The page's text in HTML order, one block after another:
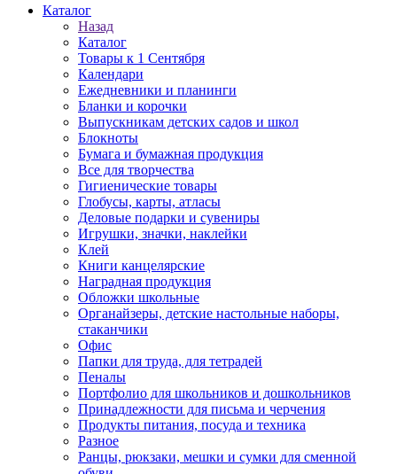
Каталог
Назад
Каталог
Товары к 1 Сентября
Календари
Ежедневники и планинги
Бланки и корочки
Выпускникам детских садов и школ
Блокноты
Бумага и бумажная продукция
Все для творчества
Гигиенические товары
Глобусы, карты, атласы
Деловые подарки и сувениры
Игрушки, значки, наклейки
Клей
Книги канцелярские
Наградная продукция
Обложки школьные
Органайзеры, детские настольные наборы,
стаканчики
Офис
Папки для труда, для тетрадей
Пеналы
Портфолио для школьников и дошкольников
Принадлежности для письма и черчения
Продукты питания, посуда и техника
Разное
Ранцы, рюкзаки, мешки и сумки для сменной